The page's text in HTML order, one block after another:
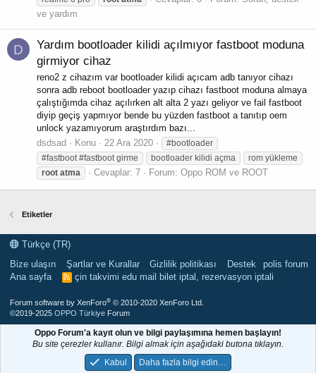
ve yardım
D Yardım bootloader kilidi açılmıyor fastboot moduna
girmiyor cihaz
reno2 z cihazım var bootloader kilidi açıcam adb tanıyor cihazı
sonra adb reboot bootloader yazıp cihazı fastboot moduna almaya
çalıştığımda cihaz açılırken alt alta 2 yazı geliyor ve fail fastboot
diyip geçiş yapmıyor bende bu yüzden fastboot a tanıtıp oem
unlock yazamıyorum araştırdım bazı...
dsdsad
Konu 22 Ara 2020
#bootloader
#fastboot #fastboot girme
bootloader kilidi açma
rom yükleme
root atma Cevaplar: 7 Forum: Oppo ROM ve ROOT
Etiketler
Türkçe (TR)
Bize ulaşın
Şartlar ve Kurallar Gizlilik politikası Destek
polis forum
çin takvimi edu mail bilet iptal, rezervasyon iptali
Ana sayfa
R
Forum software by XenForo® © 2010-2020 XenForo Ltd.
©2019-2025 OPPO Türkiye Forum
Oppo Forum'a kayıt olun ve bilgi paylaşımına hemen başlayın!
Bu site çerezler kullanır. Bilgi almak için aşağıdaki butona tıklayın.
Kabul
Daha fazla bilgi edin…